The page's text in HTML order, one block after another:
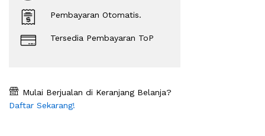
Pembayaran Otomatis.
Tersedia Pembayaran ToP
Mulai Berjualan di Keranjang Belanja?
Daftar Sekarang!